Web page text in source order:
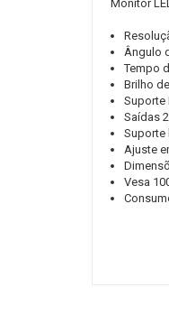
Monitor
Ângulo
Tempo
Brilho
Suporte
Saídas
Suporte
Ajuste
Vesa